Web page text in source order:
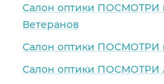
Салон оптики ПОСМОТРИ
Ветеранов
Салон оптики ПОСМОТРИ
Салон оптики ПОСМОТРИ